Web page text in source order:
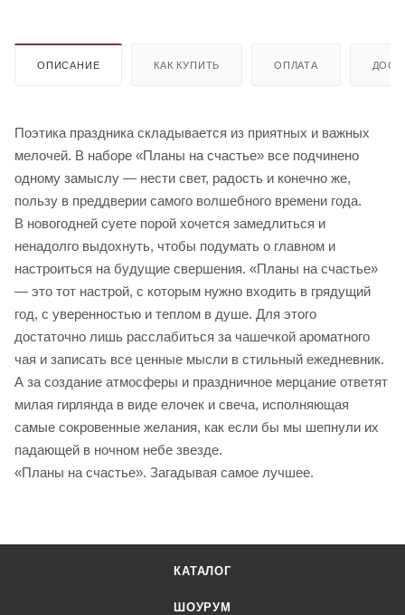
ОПИСАНИЕ КАК КУПИТЬ ОПЛАТА
Поэтика праздника складывается из приятных и важных
мелочей. В наборе «Планы на счастье» все подчинено
одному замыслу — нести свет, радость и конечно же,
пользу в преддверии самого волшебного времени года.
В новогодней суете порой хочется замедлиться и
ненадолго выдохнуть, чтобы подумать о главном и
настроиться на будущие свершения. «Планы на счастье»
— это тот настрой, с которым нужно входить в грядущий
год, с уверенностью и теплом в душе. Для этого
достаточно лишь расслабиться за чашечкой ароматного
чая и записать все ценные мысли в стильный ежедневник.
А за создание атмосферы и праздничное мерцание ответят
милая гирлянда в виде елочек и свеча, исполняющая
самые сокровенные желания, как если бы мы шепнули их
падающей в ночном небе звезде.
«Планы на счастье». Загадывая самое лучшее.
КАТАЛОГ
ШОУРУМ